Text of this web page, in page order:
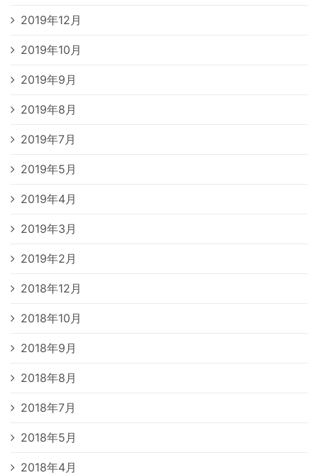
2019年12月
2019年10月
2019年9月
2019年8月
2019年7月
2019年5月
2019年4月
2019年3月
2019年2月
2018年12月
2018年10月
2018年9月
2018年8月
2018年7月
2018年5月
2018年4月